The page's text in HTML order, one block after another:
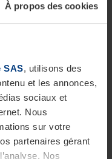
À propos des cookies
SAS, utilisons des
et les annonces,
sociaux et
Nous
sur votre
partenaires gérant
Nos